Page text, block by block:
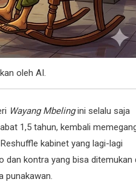
oleh AI.
Wayang Mbelingini selalu saja
1,5 tahun, kembali
kabinet yang lagi-lagi
dan kontra yang bisa ditemukan
punakawan.